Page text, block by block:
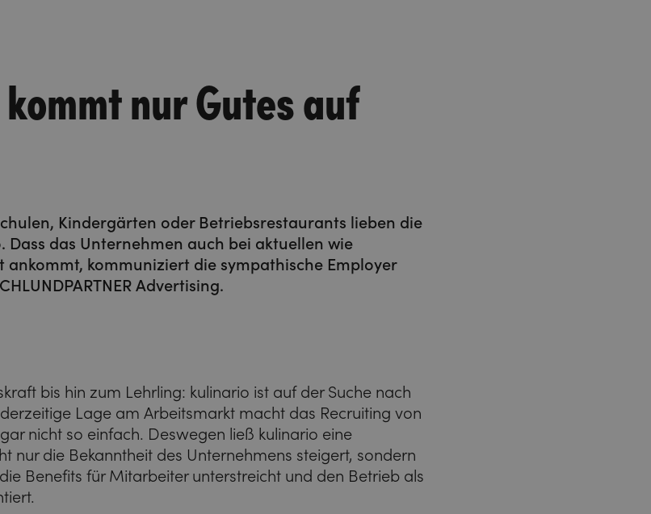
nur Gutes auf
Kindergärten oder Betriebsrestaurants lieben die
das Unternehmen auch bei aktuellen wie
kommuniziert die sympathische Employer
Advertising.
bis hin zum Lehrling: kulinario ist auf der Suche nach
Lage am Arbeitsmarkt macht das Recruiting von
nicht so einfach. Deswegen ließ kulinario eine
nur die Bekanntheit des Unternehmens steigert, sondern
Benefits für Mitarbeiter unterstreicht und den Betrieb als